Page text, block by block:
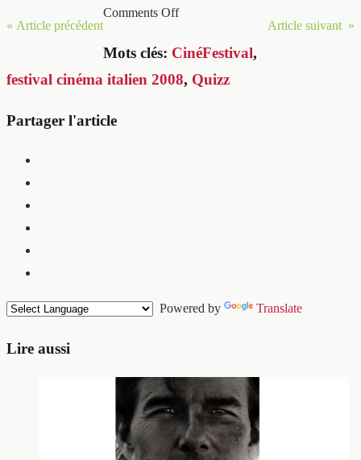
« Article précédent Article suivant »
Comments Off
Mots clés: CinéFestival,
festival cinéma italien 2008, Quizz
Partager l'article
Powered by Translate
Lire aussi